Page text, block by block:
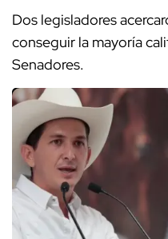
Dos legisladores
conseguir la mayoría
Senadores.